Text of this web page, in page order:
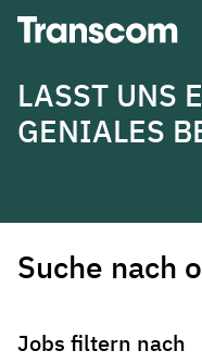
Transcom
LASST UNS
GENIALES
Suche nach
Jobs filtern nach